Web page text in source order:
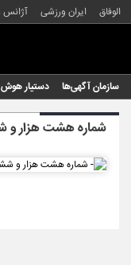
الوفاق ایران ورزشی
سازمان آگهی‌ها دستیار
شماره هشت هزار